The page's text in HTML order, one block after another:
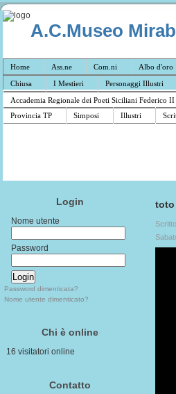
A.C.Museo
Home Ass.ne Com.ni Albo d'oro
Chiusa
I Mestieri Personaggi Illustri
Accademia Regionale dei Poeti Siciliani Federico II
Provincia TP
Simposi Illustri
Login
Nome utente
Password
Password dimenticata?
Nome utente dimenticato?
Chi è online
16 visitatori online
Contatto
toto